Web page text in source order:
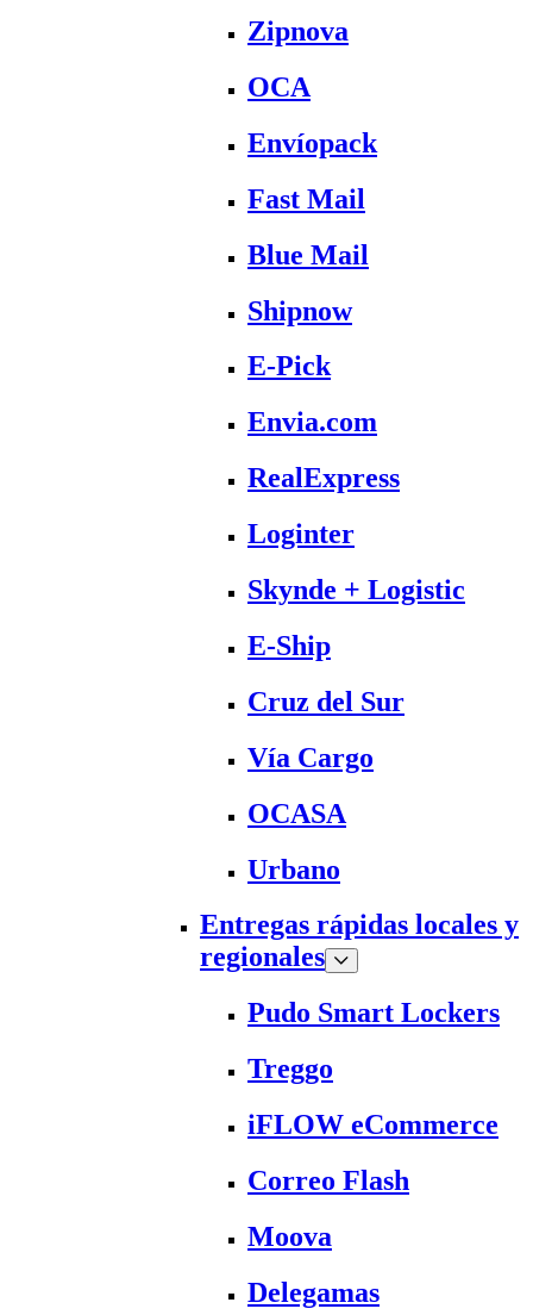
Zipnova
OCA
Envíopack
Fast Mail
Blue Mail
Shipnow
E-Pick
Envia.com
RealExpress
Loginter
Skynde + Logistic
E-Ship
Cruz del Sur
Vía Cargo
OCASA
Urbano
Entregas rápidas locales y
regionales
Pudo Smart Lockers
Treggo
iFLOW eCommerce
Correo Flash
Moova
Delegamas